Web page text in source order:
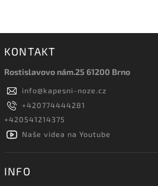
KONTAKT
Rostislavovo nám.25 61200 Brno
info@kapesni-noze.cz
+420774444281
+420541214375
Naše videa na Youtube
INFO